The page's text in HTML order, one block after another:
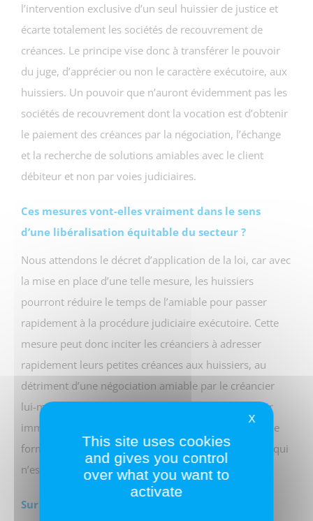
l’intervention exclusive d’un seul huissier de justice et
écarte totalement les sociétés de recouvrement de
créances. Le principe vise donc à transférer le pouvoir
du juge, d’apprécier ou non le caractère exécutoire, aux
huissiers. Un pouvoir que n’auront évidemment pas les
sociétés de recouvrement dont la vocation est d’obtenir
le paiement des créances par la négociation, l’échange
et la recherche de solutions amiables avec le client
débiteur et non par voies judiciaires.
Ces mesures vont-elles vraiment dans le sens
d’une libéralisation équitable du secteur ?
Nous attendons le décret d’application de la loi, car avec
la mise en place d’une telle mesure, les huissiers
pourront réduire le temps de l’amiable pour passer
rapidement à la procédure judiciaire exécutoire. Cette
mesure peut donc inciter les créanciers à adresser
rapidement leurs petites créances aux huissiers, au
détriment d’une négociation amiable par le créancier
lui-même ou son mandataire, dans l’espoir d’obtenir
immédiatement un titre exécutoire et créant ainsi une
forme de monopole pour les huissiers de justice. Ce qui
n’est absolument pas l’objectif affiché initialement.
Sur ce décret d’application, quelles sont les
X
This site uses cookies
and gives you control
over what you want to
activate